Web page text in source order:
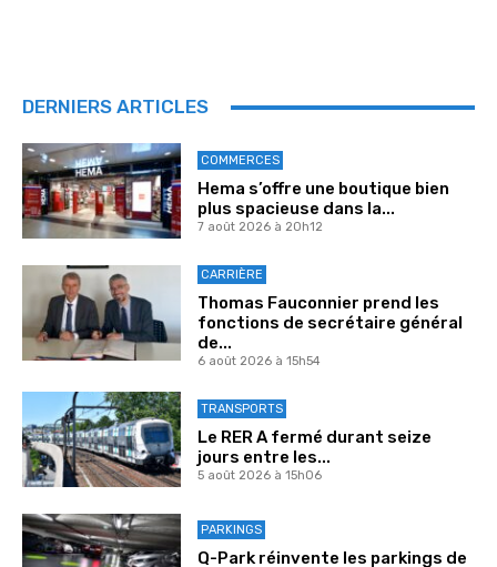
DERNIERS ARTICLES
COMMERCES
Hema s’offre une boutique bien
plus spacieuse dans la...
7 août 2026 à 20h12
CARRIÈRE
Thomas Fauconnier prend les
fonctions de secrétaire général
de...
6 août 2026 à 15h54
TRANSPORTS
Le RER A fermé durant seize
jours entre les...
5 août 2026 à 15h06
PARKINGS
Q-Park réinvente les parkings de